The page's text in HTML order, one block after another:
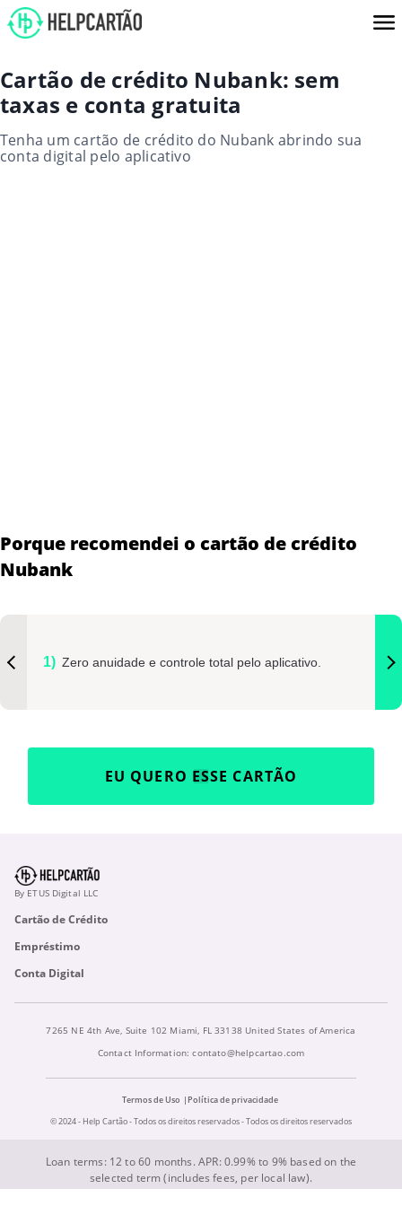
Cartão de crédito Nubank: sem
taxas e conta gratuita
Tenha um cartão de crédito do Nubank abrindo sua
conta digital pelo aplicativo
Porque recomendei o cartão de crédito
Nubank
Zero anuidade e controle total pelo aplicativo.
EU QUERO ESSE CARTÃO
By ETUS Digital LLC
Cartão de Crédito
Empréstimo
Conta Digital
7265 NE 4th Ave, Suite 102 Miami, FL 33138 United States of America
Contact Information:contato@helpcartao.com
Termos de Uso
Política de privacidade
© 2024 - Help Cartão - Todos os direitos reservados - Todos os direitos reservados
Loan terms: 12 to 60 months. APR: 0.99% to 9% based on the
selected term (includes fees, per local law).
Example: $10,000 loan at 0.99% APR for 36 months totals